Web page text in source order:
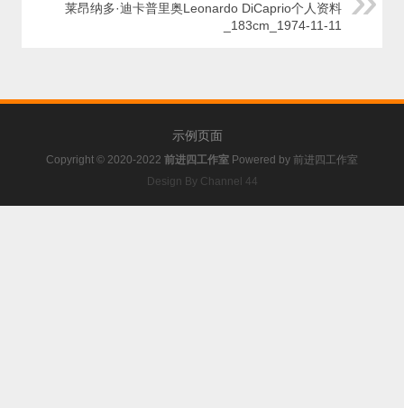
莱昂纳多·迪卡普里奥Leonardo DiCaprio个人资料
_183cm_1974-11-11
示例页面
Copyright © 2020-2022 前进四工作室 Powered by 前进四工作室
Design By Channel 44